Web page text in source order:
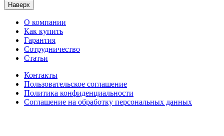
Наверх
О компании
Как купить
Гарантия
Сотрудничество
Статьи
Контакты
Пользовательское соглашение
Политика конфиденциальности
Соглашение на обработку персональных данных